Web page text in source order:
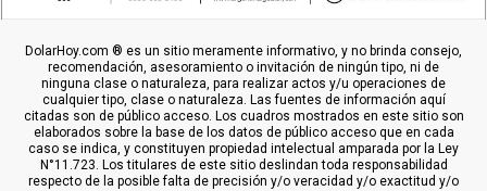
DolarHoy.com ® es un sitio meramente informativo, y no brinda consejo,
recomendación, asesoramiento o invitación de ningún tipo, ni de
ninguna clase o naturaleza, para realizar actos y/u operaciones de
cualquier tipo, clase o naturaleza. Las fuentes de información aquí
citadas son de público acceso. Los cuadros mostrados en este sitio son
elaborados sobre la base de los datos de público acceso que en cada
caso se indica, y constituyen propiedad intelectual amparada por la Ley
N°11.723. Los titulares de este sitio deslindan toda responsabilidad
respecto de la posible falta de precisión y/o veracidad y/o exactitud y/o